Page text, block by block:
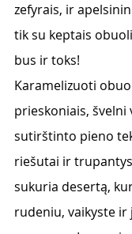
zefyrais, ir
tik su keptais
bus ir toks!
Karamelizuoti
prieskoniais, švelni
sutirštinto pieno
riešutai ir
sukuria desertą,
rudeniu, vaikyste ir